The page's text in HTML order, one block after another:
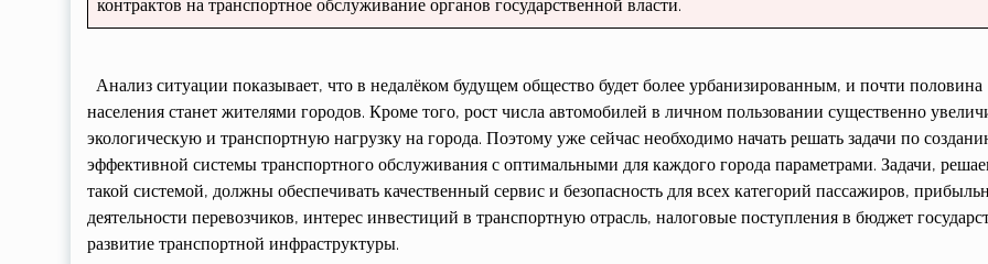
контрактов на транспортное обслуживание органов государствен­ной власти.
Анализ ситуации показывает, что в недалёком будущем общество будет более урбанизированным, и почти половина
населения станет жителями городов. Кроме того, рост числа автомобилей в личном пользовании существенно
экологическую и транспортную нагрузку на города. Поэтому уже сейчас необходимо начать решать задачи по
эффективной системы транспортного обслуживания с оптимальными для каждого города параметрами. Задачи,
такой системой, должны обеспечивать качественный сервис и безопасность для всех категорий пассажиров,
деятельности перевозчиков, интерес инвестиций в транспортную отрасль, налоговые поступления в бюджет
развитие транспортной инфраструктуры.